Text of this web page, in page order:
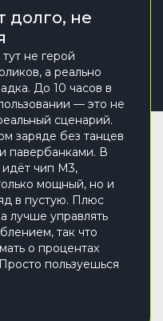
долго, не
не герой
а реально
До 10 часов в
— это не
сценарий.
заряде без танцев
павербанками. В
чип M3,
мощный, но и
в пустую. Плюс
лучше управлять
так что
о процентах
пользуешься